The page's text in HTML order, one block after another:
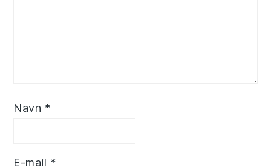
Navn *
E-mail *